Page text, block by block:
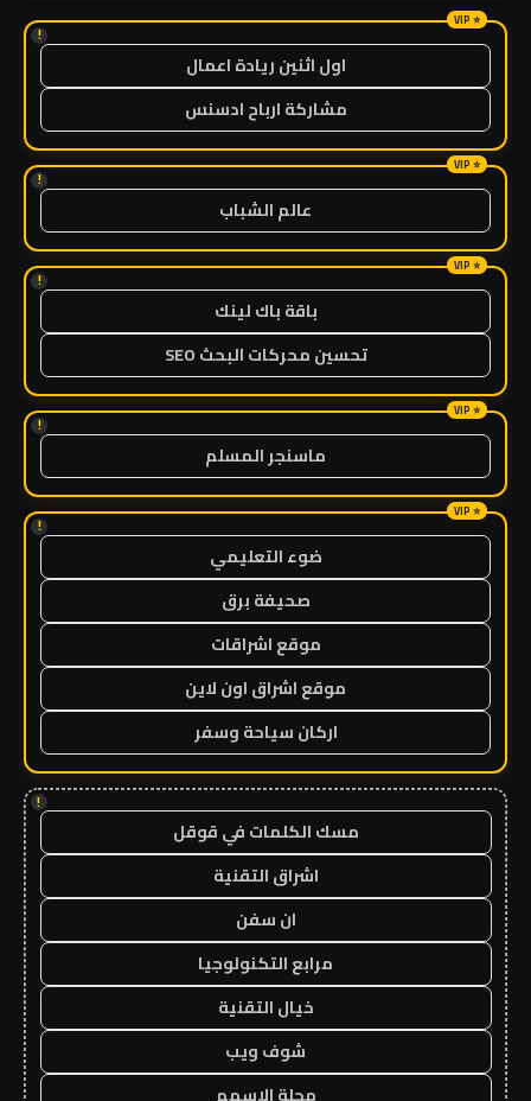
!
اول اثنين ريادة اعمال
مشاركة ارباح ادسنس
!
عالم الشباب
!
باقة باك لينك
تحسين محركات البحث SEO
!
ماسنجر المسلم
!
ضوء التعليمي
صحيفة برق
موقع اشراقات
موقع اشراق اون لاين
اركان سياحة وسفر
!
مسك الكلمات في قوقل
اشراق التقنية
ان سفن
مرابع التكنولوجيا
خيال التقنية
شوف ويب